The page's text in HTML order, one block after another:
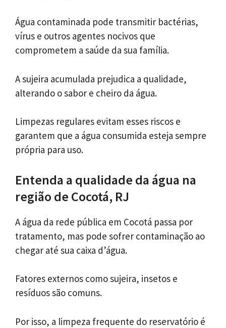
Água contaminada pode transmitir bactérias,
vírus e outros agentes nocivos que
comprometem a saúde da sua família.
A sujeira acumulada prejudica a qualidade,
alterando o sabor e cheiro da água.
Limpezas regulares evitam esses riscos e
garantem que a água consumida esteja sempre
própria para uso.
Entenda a qualidade da água na
região de Cocotá, RJ
A água da rede pública em Cocotá passa por
tratamento, mas pode sofrer contaminação ao
chegar até sua caixa d’água.
Fatores externos como sujeira, insetos e
resíduos são comuns.
Por isso, a limpeza frequente do reservatório é